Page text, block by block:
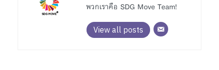
พวกเราคือ SDG Move Team!
View all posts